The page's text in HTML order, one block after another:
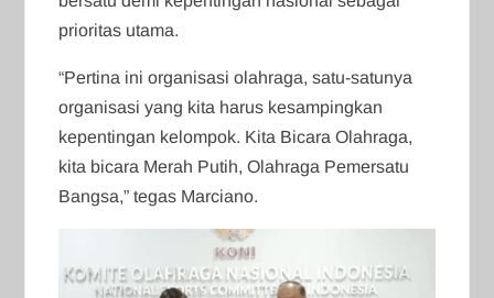
prioritas utama.
“Pertina ini organisasi olahraga, satu-satunya
organisasi yang kita harus kesampingkan
kepentingan kelompok. Kita Bicara Olahraga,
kita bicara Merah Putih, Olahraga Pemersatu
Bangsa,” tegas Marciano.